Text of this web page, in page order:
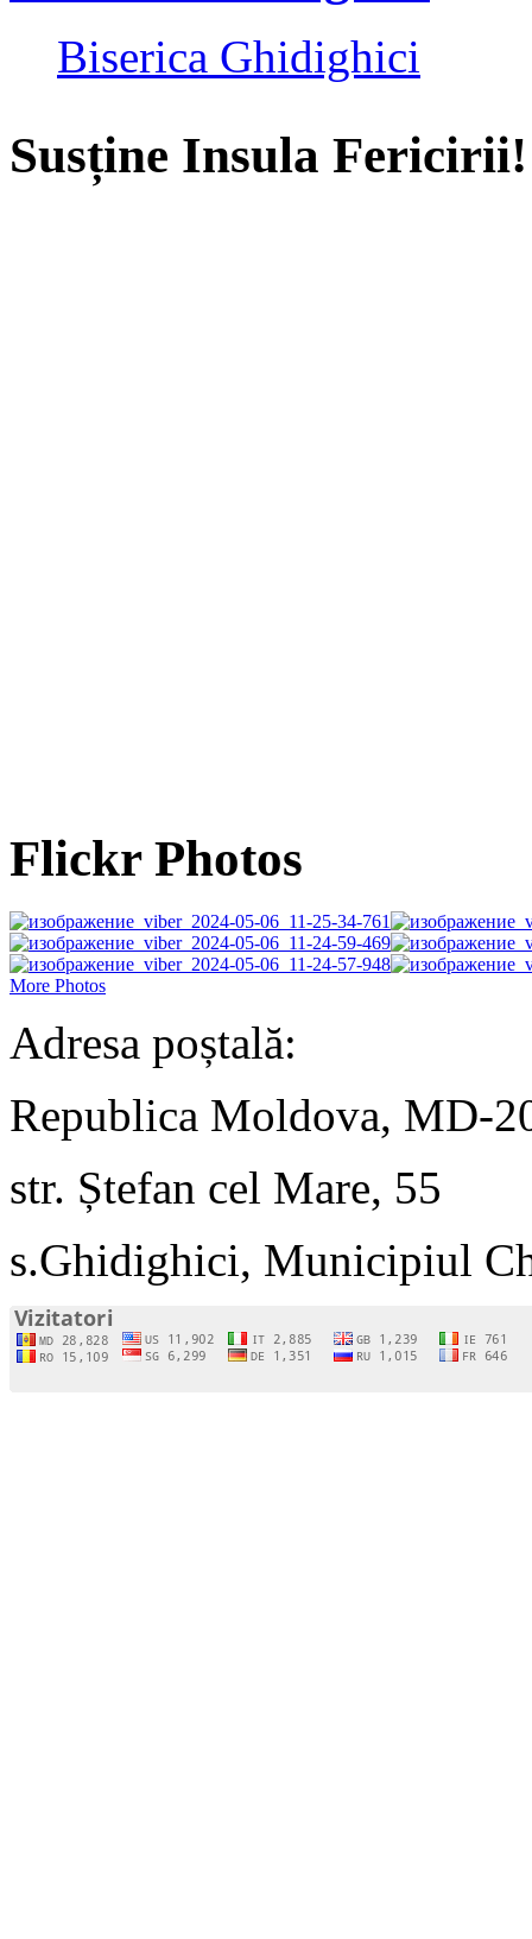
Biserica Ghidighici
Susține Insula Fericirii!
Flickr Photos
More Photos
Adresa poștală:
Republica Moldova, MD-
str. Ștefan cel Mare, 55
s.Ghidighici, Municipiul